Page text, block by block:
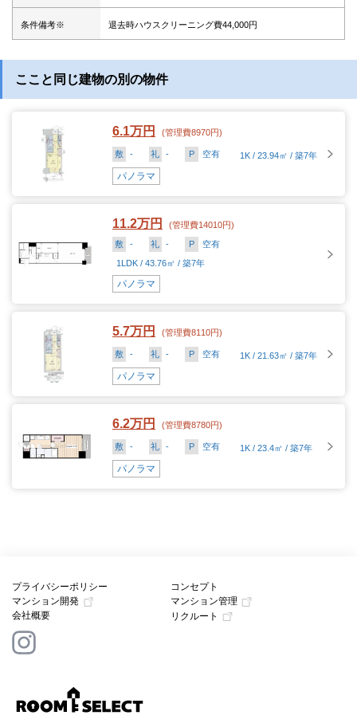
条件備考※ 退去時ハウスクリーニング費44,000円
ここと同じ建物の別の物件
6.1万円 (管理費8970円)
敷 - 礼 - P 空有 1K / 23.94㎡ / 築7年
パノラマ
11.2万円
(管理費14010円)
敷
- 礼 - P
空有
1LDK / 43.76㎡ / 築7年
パノラマ
5.7万円 (管理費8110円)
敷 - 礼 - P 空有 1K / 21.63㎡ / 築7年
パノラマ
6.2万円 (管理費8780円)
敷 - 礼 - P 空有 1K / 23.4㎡ / 築7年
パノラマ
プライバシーポリシー
コンセプト
マンション開発
マンション管理
会社概要
リクルート